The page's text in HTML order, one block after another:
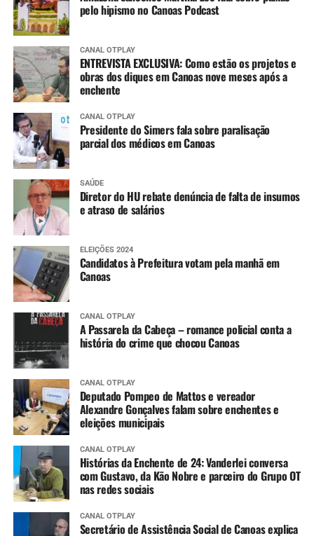
pelo hipismo no Canoas Podcast
CANAL OTPLAY
ENTREVISTA EXCLUSIVA: Como estão os projetos e
obras dos diques em Canoas nove meses após a
enchente
CANAL OTPLAY
Presidente do Simers fala sobre paralisação
parcial dos médicos em Canoas
SAÚDE
Diretor do HU rebate denúncia de falta de insumos
e atraso de salários
ELEIÇÕES 2024
Candidatos à Prefeitura votam pela manhã em
Canoas
CANAL OTPLAY
A Passarela da Cabeça – romance policial conta a
história do crime que chocou Canoas
CANAL OTPLAY
Deputado Pompeo de Mattos e vereador
Alexandre Gonçalves falam sobre enchentes e
eleições municipais
CANAL OTPLAY
Histórias da Enchente de 24: Vanderlei conversa
com Gustavo, da Kão Nobre e parceiro do Grupo OT
nas redes sociais
CANAL OTPLAY
Secretário de Assistência Social de Canoas explica